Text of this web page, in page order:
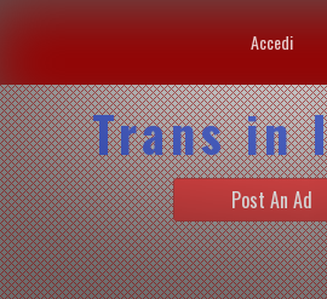
Accedi
Trans in
Post An Ad